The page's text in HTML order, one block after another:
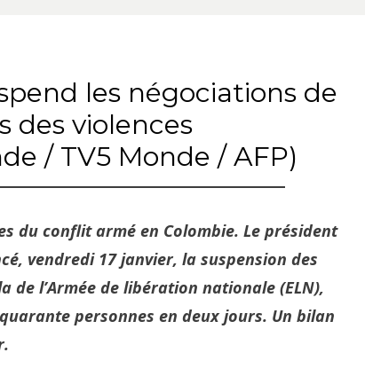
les négociations de
des violences
/ TV5 Monde / AFP)
du conflit armé en Colombie. Le président
vendredi 17 janvier, la suspension des
de l’Armée de libération nationale (ELN),
personnes en deux jours. Un bilan